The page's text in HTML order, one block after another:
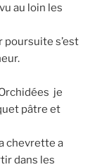
au loin les
s’est
je
pâtre et
chevrette a
dans les